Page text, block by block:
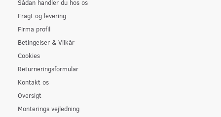
Sådan handler du hos os
Fragt og levering
Firma profil
Betingelser & Vilkår
Cookies
Returneringsformular
Kontakt os
Oversigt
Monterings vejledning